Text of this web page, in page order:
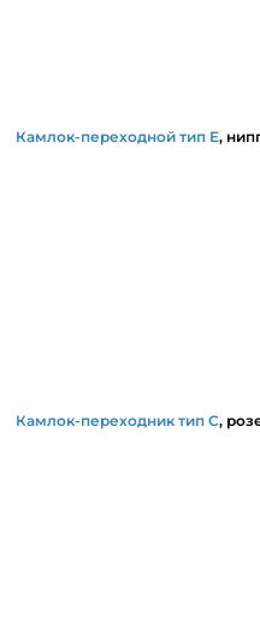
Камлок-переходной тип E,
Камлок-переходник тип С,